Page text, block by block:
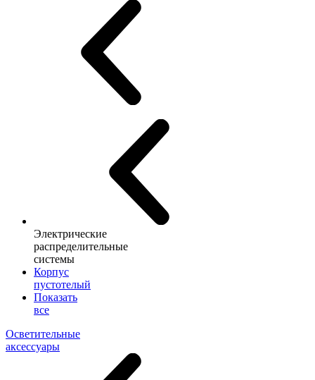
Электрические
распределительные
системы
Корпус
пустотелый
Показать
все
Осветительные
аксессуары